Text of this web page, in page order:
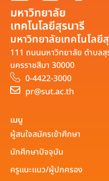
มหาวิทยาลัยเทคโนโลยี
111 ถนนมหาวิทยาลัย ตำบล
นครราชสีมา 30000
0-4422-3000
pr@sut.ac.th
เมนู
ผู้สนใจสมัครเข้าศึกษา
นักศึกษาปัจจุบัน
ครูแนะแนว/ผู้ปกครอง